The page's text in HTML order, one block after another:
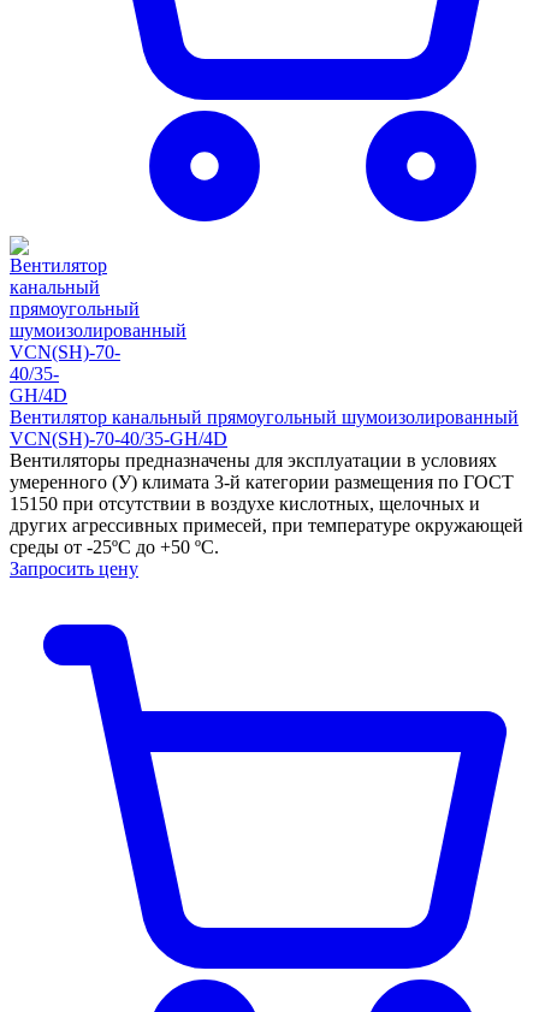
Вентилятор канальный прямоугольный шумоизолированный
VCN(SH)-70-40/35-GH/4D
Вентиляторы предназначены для эксплуатации в условиях
умеренного (У) климата 3-й категории размещения по ГОСТ
15150 при отсутствии в воздухе кислотных, щелочных и
других агрессивных примесей, при температуре окружающей
среды от -25ºС до +50 ºС.
Запросить цену